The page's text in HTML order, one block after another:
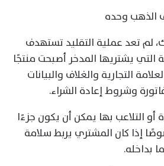
الذهب وحده
لم تعد عملية التقليد تستهدف
التي يشتريها المدخر أصبحت منتجًا
التجارية والغلاف والبيانات
وشروط إعادة الشراء.
أو التلاعب بها يمكن أن يكون جزءًا
إذا كان المشتري يربط سلامة
بداخله.